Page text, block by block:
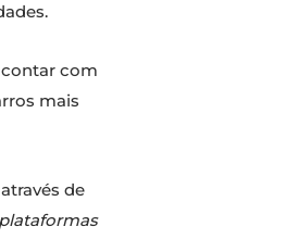
contar com
mais
de